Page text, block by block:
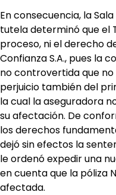
En consecuencia, la
tutela determinó que el
proceso, ni el derecho
Confianza S.A., pues la
no controvertida que
perjuicio también del
la cual la aseguradora
su afectación. De
los derechos
dejó sin efectos la
le ordenó expedir una
en cuenta que la póliza
afectada.